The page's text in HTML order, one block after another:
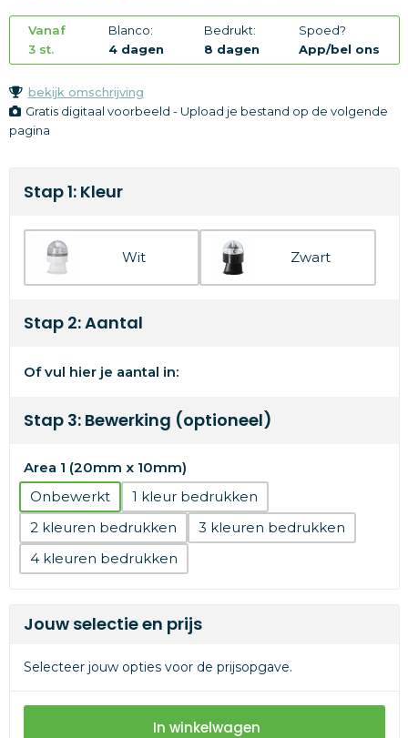
Merken
Vanaf
3 st.
Blanco:
4 dagen
Bedrukt:
8 dagen
Spoed?
App/bel ons
bekijk omschrijving
Gratis digitaal voorbeeld - Upload je bestand op de volgende
pagina
Stap 1: Kleur
Wit Zwart
Stap 2: Aantal
Of vul hier je aantal in:
Stap 3: Bewerking (optioneel)
Area 1 (20mm x 10mm)
Onbewerkt
1
2
3
4
Jouw selectie en prijs
Selecteer jouw opties voor de prijsopgave.
In winkelwagen